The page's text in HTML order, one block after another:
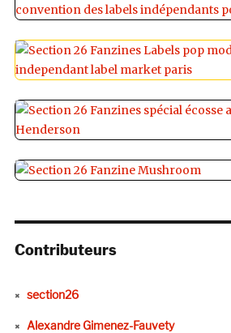
Contributeurs
section26
Alexandre Gimenez-Fauvety